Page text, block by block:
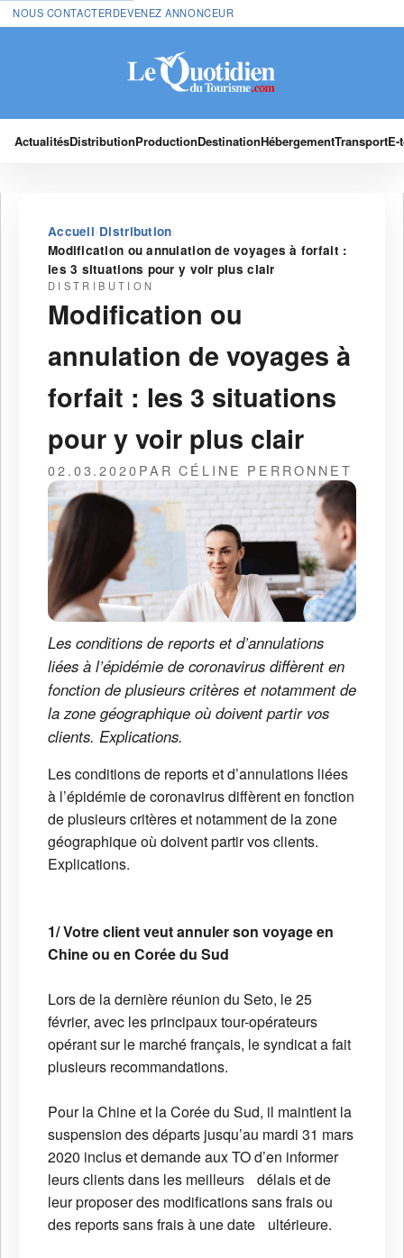
NOUS CONTACTERDEVENEZ ANNONCEUR
ActualitésDistributionProductionDestinationHébergementTransport
Accueil›Distribution›
Modification ou annulation de voyages à forfait :
les 3 situations pour y voir plus clair
DISTRIBUTION
Modification ou
annulation de voyages à
forfait : les 3 situations
pour y voir plus clair
02.03.2020PAR CÉLINE PERRONNET
Les conditions de reports et d’annulations
liées à l’épidémie de coronavirus diffèrent en
fonction de plusieurs critères et notamment de
la zone géographique où doivent partir vos
clients. Explications.
Les conditions de reports et d’annulations liées
à l’épidémie de coronavirus diffèrent en fonction
de plusieurs critères et notamment de la zone
géographique où doivent partir vos clients.
Explications.
1/ Votre client veut annuler son voyage en
Chine ou en Corée du Sud
Lors de la dernière réunion du Seto, le 25
février, avec les principaux tour-opérateurs
opérant sur le marché français, le syndicat a fait
plusieurs recommandations.
Pour la Chine et la Corée du Sud, il maintient la
suspension des départs jusqu’au mardi 31 mars
2020 inclus et demande aux TO d’en informer
leurs clients dans les meilleurs délais et de
leur proposer des modifications sans frais ou
des reports sans frais à une date ultérieure.